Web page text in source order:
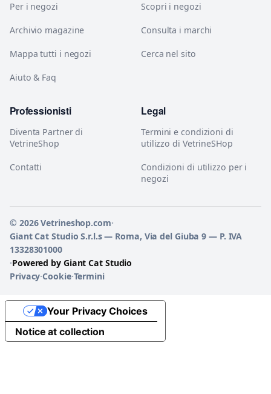
Per i negozi
Archivio magazine
Mappa tutti i negozi
Aiuto & Faq
Scopri i negozi
Consulta i marchi
Cerca nel sito
Professionisti
Diventa Partner di
VetrineShop
Contatti
Legal
Termini e condizioni di
utilizzo di VetrineSHop
Condizioni di utilizzo per i
negozi
© 2026 Vetrineshop.com·
Giant Cat Studio S.r.l.s — Roma, Via del Giuba 9 — P. IVA
13328301000
·Powered by Giant Cat Studio
Privacy·Cookie·Termini
Notice at collection
Your Privacy Choices